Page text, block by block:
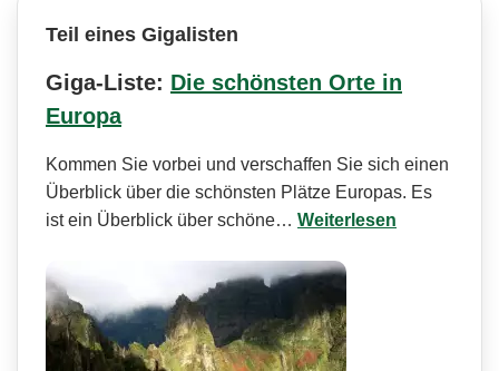
Teil eines Gigalisten
Giga-Liste: Die schönsten Orte in
Europa
Kommen Sie vorbei und verschaffen Sie sich einen
Überblick über die schönsten Plätze Europas. Es
ist ein Überblick über schöne… Weiterlesen